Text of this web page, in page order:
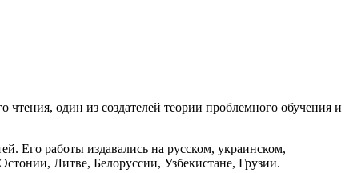
один из создателей теории проблемного обучения и
Его работы издавались на русском, украинском,
Литве, Белоруссии, Узбекистане, Грузии.